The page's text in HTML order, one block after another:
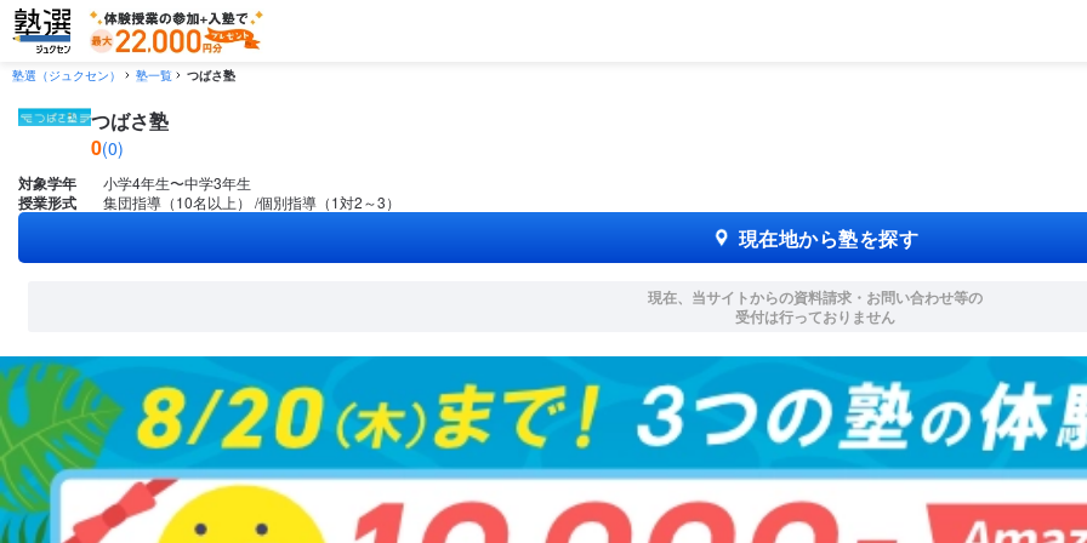
塾選（ジュクセン） 塾一覧 つばさ塾
つばさ塾
0(0)
対象学年 小学4年生〜中学3年生
授業形式 集団指導（10名以上） 個別指導（1対2～3）
現在地から塾を探す
現在、当サイトからの資料請求・お問い合わせ等の
受付は行っておりません